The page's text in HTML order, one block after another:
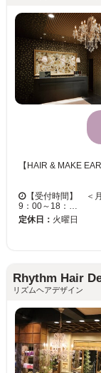
【受付時間】 ＜
9：00～18：…
定休日： 火曜日
Rhythm Hair
リズムヘアデザイン